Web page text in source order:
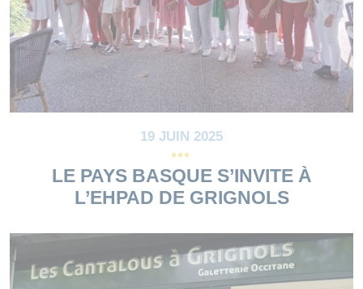
19 JUIN 2025
LE PAYS BASQUE S’INVITE À
L’EHPAD DE GRIGNOLS